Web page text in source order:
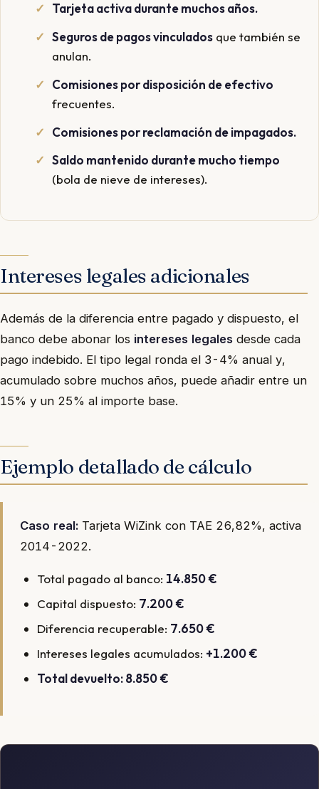
Tarjeta activa durante muchos años.
Seguros de pagos vinculados que también se
anulan.
Comisiones por disposición de efectivo
frecuentes.
Comisiones por reclamación de impagados.
Saldo mantenido durante mucho tiempo
(bola de nieve de intereses).
Intereses legales adicionales
Además de la diferencia entre pagado y dispuesto, el
banco debe abonar los intereses legales desde cada
pago indebido. El tipo legal ronda el 3-4% anual y,
acumulado sobre muchos años, puede añadir entre un
15% y un 25% al importe base.
Ejemplo detallado de cálculo
Caso real: Tarjeta WiZink con TAE 26,82%, activa
2014-2022.
Total pagado al banco: 14.850 €
Capital dispuesto: 7.200 €
Diferencia recuperable: 7.650 €
Intereses legales acumulados: +1.200 €
Total devuelto: 8.850 €